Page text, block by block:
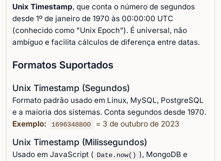
Unix Timestamp, que conta o número de segundos
desde 1º de janeiro de 1970 às 00:00:00 UTC
(conhecido como "Unix Epoch"). É universal, não
ambíguo e facilita cálculos de diferença entre datas.
Formatos Suportados
Unix Timestamp (Segundos)
Formato padrão usado em Linux, MySQL, PostgreSQL
e a maioria dos sistemas. Conta segundos desde 1970.
Exemplo:
1696348800 = 3 de outubro de 2023
Unix Timestamp (Milissegundos)
Usado em JavaScript ( Date.now() ), MongoDB e